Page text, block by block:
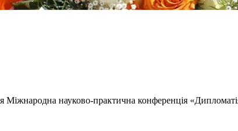
Міжнародна науково-практична конференція